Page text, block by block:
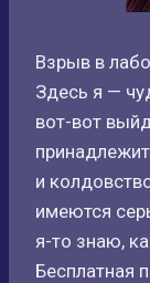
Взрыв в
Здесь я —
вот-вот
и
имеются
я-то знаю,
Бесплатная